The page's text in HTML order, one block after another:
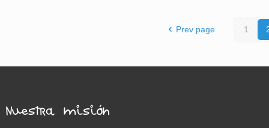
Prev page 1
Nuestra misión